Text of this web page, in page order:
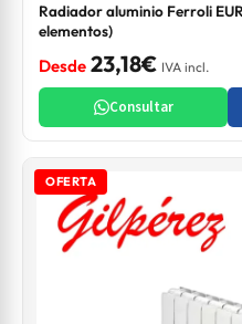
Radiador aluminio Ferroli
elementos)
Desde 23,18€ IVA incl.
Consultar
OFERTA